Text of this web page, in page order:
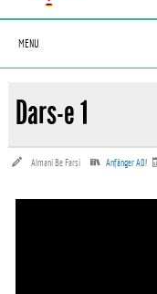
MENU
Dars-e 1
Almani Be Farsi Anfänger A0!